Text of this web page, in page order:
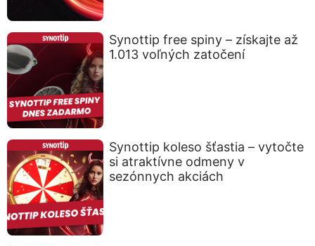
Synottip free spiny – získajte až
1.013 voľných zatočení
Synottip koleso šťastia – vytočte
si atraktívne odmeny v
sezónnych akciách